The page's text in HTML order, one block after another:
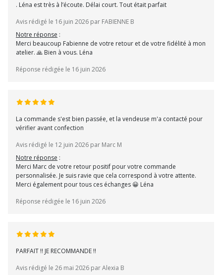
. Léna est très à l’écoute. Délai court. Tout était parfait
Avis rédigé le 16 juin 2026 par FABIENNE B
Notre réponse :
Merci beaucoup Fabienne de votre retour et de votre fidélité à mon
atelier. 🙏 Bien à vous. Léna
Réponse rédigée le 16 juin 2026
La commande s'est bien passée, et la vendeuse m'a contacté pour
vérifier avant confection
Avis rédigé le 12 juin 2026 par Marc M
Notre réponse :
Merci Marc de votre retour positif pour votre commande
personnalisée. Je suis ravie que cela correspond à votre attente.
Merci également pour tous ces échanges 😀 Léna
Réponse rédigée le 16 juin 2026
PARFAIT !! JE RECOMMANDE !!
Avis rédigé le 26 mai 2026 par Alexia B